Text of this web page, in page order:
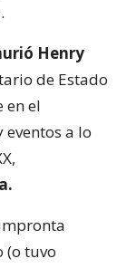
Henry
de Estado
en el
eventos a lo
(o tuvo